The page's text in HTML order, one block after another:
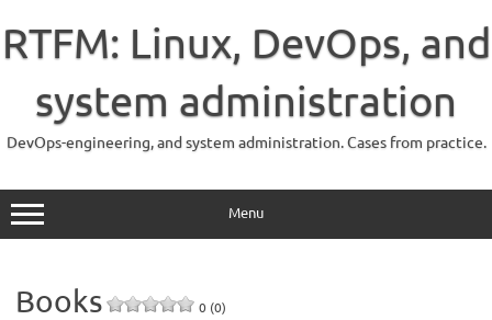
content
RTFM: Linux, DevOps, and
system administration
DevOps-engineering, and system administration. Cases from practice.
Menu
Books 0 (0)